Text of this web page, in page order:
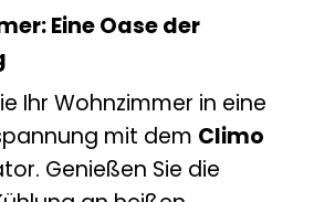
Eine Oase der
Ihr Wohnzimmer in eine
mit dem Climo
Genießen Sie die